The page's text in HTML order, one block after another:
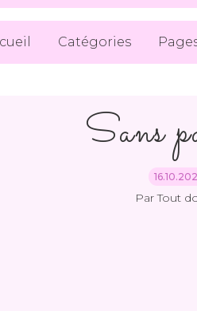
Catégories
Sans
Par Tout